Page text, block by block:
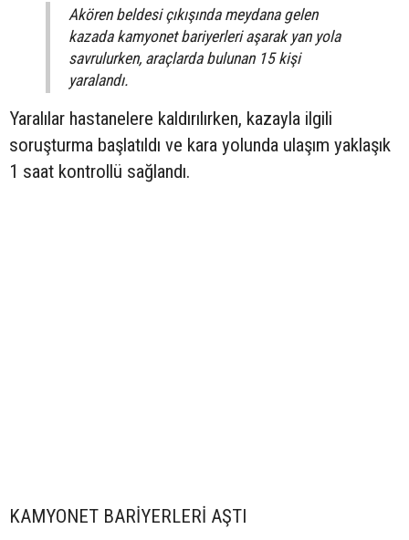
Akören beldesi çıkışında meydana gelen
kazada kamyonet bariyerleri aşarak yan yola
savrulurken, araçlarda bulunan 15 kişi
yaralandı.
Yaralılar hastanelere kaldırılırken, kazayla ilgili
soruşturma başlatıldı ve kara yolunda ulaşım yaklaşık
1 saat kontrollü sağlandı.
KAMYONET BARİYERLERİ AŞTI